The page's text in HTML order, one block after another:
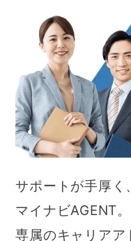
サポートが手厚く
マイナビAGENT。
専属のキャリアア